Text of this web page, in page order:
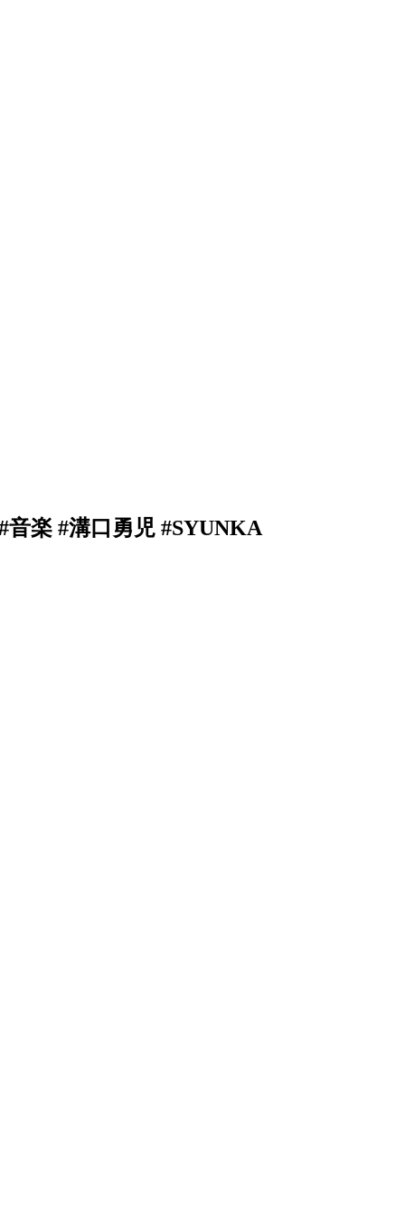
音楽 #溝口勇児 #SYUNKA